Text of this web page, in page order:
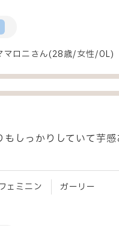
マロニさん(28歳/女性/OL)
しっかりしていて芋感
フェミニン
ガーリー